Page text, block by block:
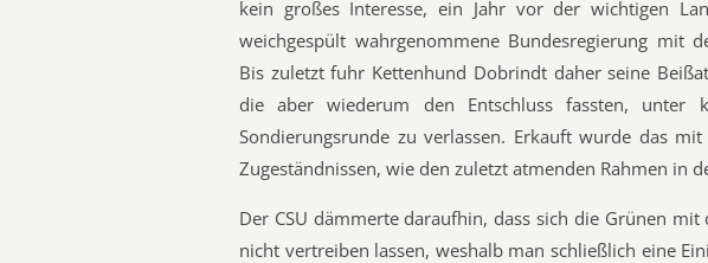
kein großes Interesse, ein Jahr vor der wichtigen
weichgespült wahrgenommene Bundesregierung mit
Bis zuletzt fuhr Kettenhund Dobrindt daher seine
die aber wiederum den Entschluss fassten, unter
Sondierungsrunde zu verlassen. Erkauft wurde das
Zugeständnissen, wie den zuletzt atmenden Rahmen in
Der CSU dämmerte daraufhin, dass sich die Grünen
nicht vertreiben lassen, weshalb man schließlich eine